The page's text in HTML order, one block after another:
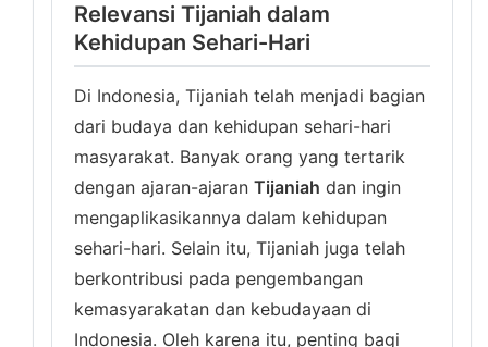
Relevansi Tijaniah dalam
Kehidupan Sehari-Hari
Di Indonesia, Tijaniah telah menjadi bagian
dari budaya dan kehidupan sehari-hari
masyarakat. Banyak orang yang tertarik
dengan ajaran-ajaran Tijaniah dan ingin
mengaplikasikannya dalam kehidupan
sehari-hari. Selain itu, Tijaniah juga telah
berkontribusi pada pengembangan
kemasyarakatan dan kebudayaan di
Indonesia. Oleh karena itu, penting bagi